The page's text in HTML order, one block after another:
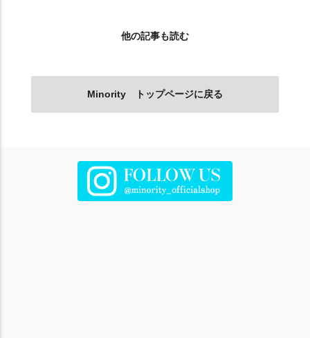
他の記事も読む
Minority トップページに戻る